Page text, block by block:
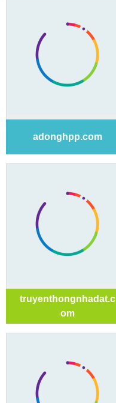
adonghpp.com
truyenthongnhadat.c
om